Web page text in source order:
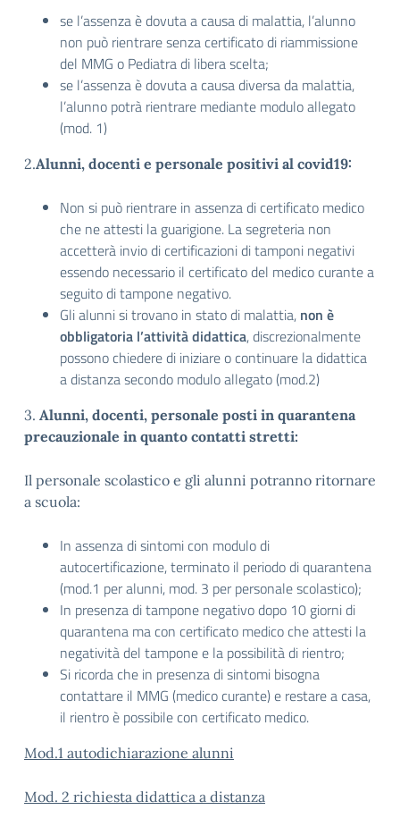
se l’assenza è dovuta a causa di malattia, l’alunno
non può rientrare senza certificato di riammissione
del MMG o Pediatra di libera scelta;
se l’assenza è dovuta a causa diversa da malattia,
l’alunno potrà rientrare mediante modulo allegato
(mod. 1)
2.Alunni, docenti e personale positivi al covid19:
Non si può rientrare in assenza di certificato medico
che ne attesti la guarigione. La segreteria non
accetterà invio di certificazioni di tamponi negativi
essendo necessario il certificato del medico curante a
seguito di tampone negativo.
Gli alunni si trovano in stato di malattia, non è
obbligatoria l’attività didattica, discrezionalmente
possono chiedere di iniziare o continuare la didattica
a distanza secondo modulo allegato (mod.2)
3. Alunni, docenti, personale posti in quarantena
precauzionale in quanto contatti stretti:
Il personale scolastico e gli alunni potranno ritornare
a scuola:
In assenza di sintomi con modulo di
autocertificazione, terminato il periodo di quarantena
(mod.1 per alunni, mod. 3 per personale scolastico);
In presenza di tampone negativo dopo 10 giorni di
quarantena ma con certificato medico che attesti la
negatività del tampone e la possibilità di rientro;
Si ricorda che in presenza di sintomi bisogna
contattare il MMG (medico curante) e restare a casa,
il rientro è possibile con certificato medico.
Mod.1 autodichiarazione alunni
Mod. 2 richiesta didattica a distanza